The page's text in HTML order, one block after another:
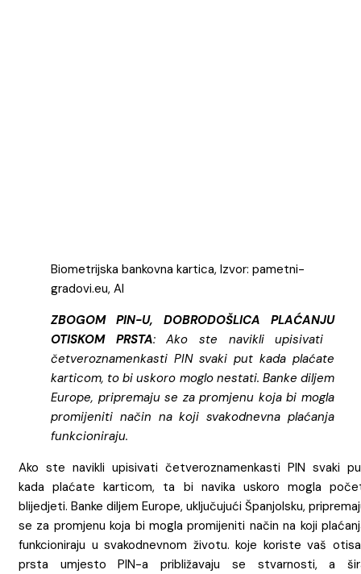
Biometrijska bankovna kartica, Izvor: pametni-
gradovi.eu, AI
ZBOGOM PIN-U, DOBRODOŠLICA PLAĆANJU
OTISKOM PRSTA: Ako ste navikli upisivati ​​
četveroznamenkasti PIN svaki put kada plaćate
karticom, to bi uskoro moglo nestati. Banke diljem
Europe, pripremaju se za promjenu koja bi mogla
promijeniti način na koji svakodnevna plaćanja
funkcioniraju.
Ako ste navikli upisivati ​​četveroznamenkasti PIN svaki
kada plaćate karticom, ta bi navika uskoro mogla
blijedjeti. Banke diljem Europe, uključujući Španjolsku,
se za promjenu koja bi mogla promijeniti način na koji
funkcioniraju u svakodnevnom životu. koje koriste vaš
prsta umjesto PIN-a približavaju se stvarnosti, a